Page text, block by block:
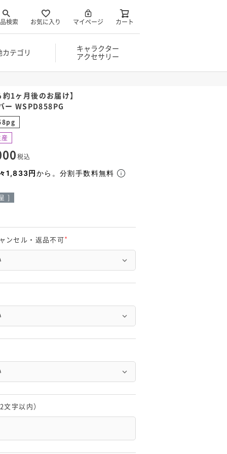
検索 お気に入り マイページ カート
カテゴリ
キャラクター
アクセサリー
約1ヶ月後のお届け】
ー WSPD858PG
産
税込
1,833円から。分割手数料無料
]
ンセル・返品不可
)
文字以内）